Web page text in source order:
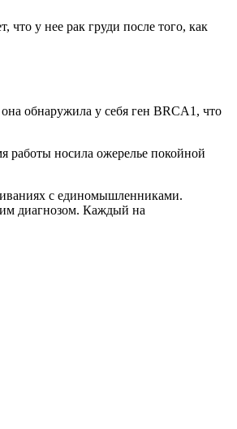
что у нее рак груди после того, как
обнаружила у себя ген BRCA1, что
работы носила ожерелье покойной
с единомышленниками.
диагнозом. Каждый на